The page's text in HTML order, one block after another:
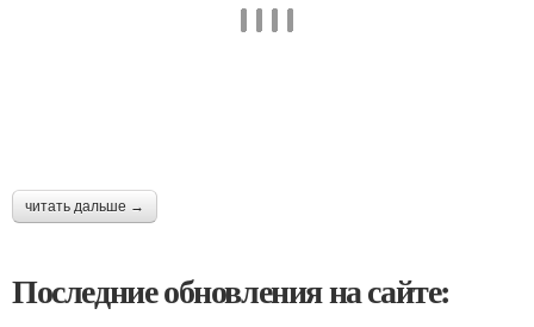
читать дальше →
Последние обновления на сайте: